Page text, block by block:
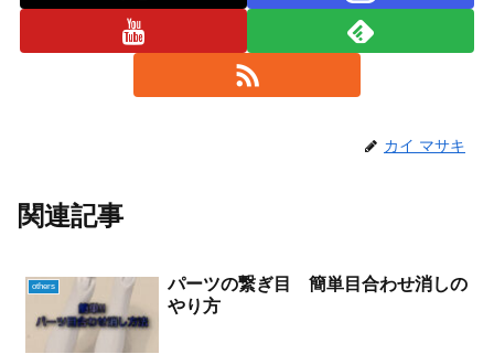
カイ マサキ
関連記事
others
パーツの繋ぎ目 簡単目合わせ消しの
やり方